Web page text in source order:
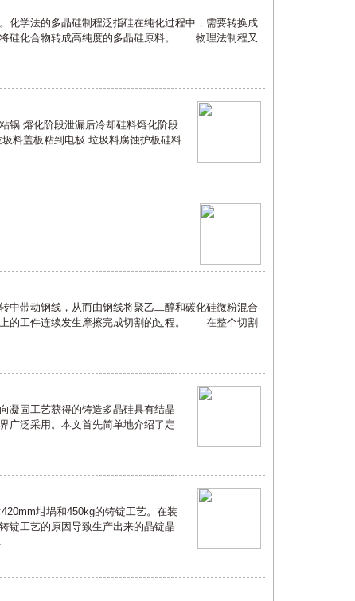
学法的多晶硅制程泛指硅在纯化过程中，需要转换成
硅化合物转成高纯度的多晶硅原料。 物理法制程又
锅 熔化阶段泄漏后冷却硅料熔化阶段
料盖板粘到电极 垃圾料腐蚀护板硅料
带动钢线，从而由钢线将聚乙二醇和碳化硅微粉混合
的工件连续发生摩擦完成切割的过程。 在整个切割
固工艺获得的铸造多晶硅具有结晶
广泛采用。本文首先简单地介绍了定
坩埚和450kg的铸锭工艺。在装
锭工艺的原因导致生产出来的晶锭晶